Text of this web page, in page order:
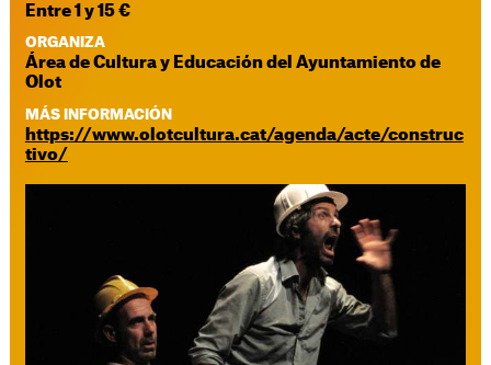
Entre 1 y 15 €
ORGANIZA
Área de Cultura y Educación del Ayuntamiento de
Olot
MÁS INFORMACIÓN
https://www.olotcultura.cat/agenda/acte/construc
tivo/